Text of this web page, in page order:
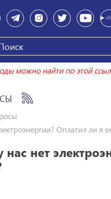
можно найти по этой
Оплатил ли я
нет